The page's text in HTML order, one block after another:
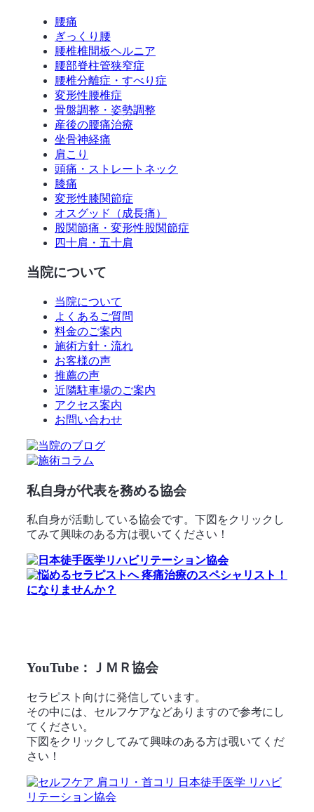
腰痛
ぎっくり腰
腰椎椎間板ヘルニア
腰部脊柱管狭窄症
腰椎分離症・すべり症
変形性腰椎症
骨盤調整・姿勢調整
産後の腰痛治療
坐骨神経痛
肩こり
頭痛・ストレートネック
膝痛
変形性膝関節症
オスグッド（成長痛）
股関節痛・変形性股関節症
四十肩・五十肩
当院について
当院について
よくあるご質問
料金のご案内
施術方針・流れ
お客様の声
推薦の声
近隣駐車場のご案内
アクセス案内
お問い合わせ
私自身が代表を務める協会
私自身が活動している協会です。下図をクリックし
てみて興味のある方は覗いてください！
YouTube：ＪＭＲ協会
セラピスト向けに発信しています。
その中には、セルフケアなどありますので参考にし
てください。
下図をクリックしてみて興味のある方は覗いてくだ
さい！